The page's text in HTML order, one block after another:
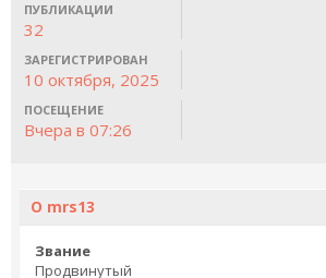
ПУБЛИКАЦИИ
32
ЗАРЕГИСТРИРОВАН
10 октября, 2025
ПОСЕЩЕНИЕ
Вчера в 07:26
О mrs13
Звание
Продвинутый